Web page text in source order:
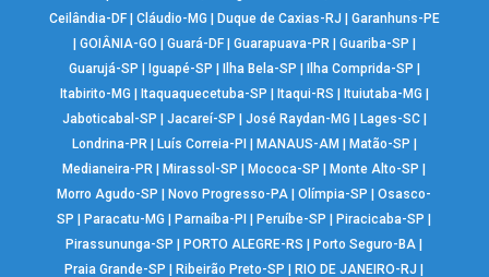
Ceilândia-DF| Cláudio-MG Duque de Caxias-RJ
Garanhuns-PE
GOIÂNIA-GO Guará-DF| Guarapuava-PR| Guariba-SP
Guarujá-SP
Iguapé-SP Ilha Bela-SP Ilha Comprida-SP
Itabirito-MG
Itaquaquecetuba-SP Itaqui-RS Ituiutaba-MG
Jaboticabal-SP
Jacareí-SP José Raydan-MG Lages-SC|
Londrina-PR| Luís Correia-PI MANAUS-AM Matão-SP
Medianeira-PR
Mirassol-SP Mococa-SP Monte Alto-SP
Morro Agudo-SP
Novo Progresso-PA |Olímpia-SP |Osasco-
SP
Paracatu-MG Parnaíba-PI Peruíbe-SP Piracicaba-SP
Pirassununga-SP
PORTO ALEGRE-RS Porto Seguro-BA
Praia Grande-SP
Ribeirão Preto-SP RIO DE JANEIRO-RJ